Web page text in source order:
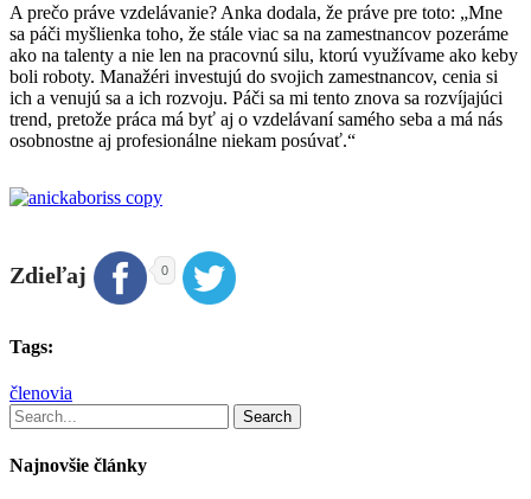
A prečo práve vzdelávanie? Anka dodala, že práve pre toto: „Mne
sa páči myšlienka toho, že stále viac sa na zamestnancov pozeráme
ako na talenty a nie len na pracovnú silu, ktorú využívame ako keby
boli roboty. Manažéri investujú do svojich zamestnancov, cenia si
ich a venujú sa a ich rozvoju. Páči sa mi tento znova sa rozvíjajúci
trend, pretože práca má byť aj o vzdelávaní samého seba a má nás
osobnostne aj profesionálne niekam posúvať.“
Zdieľaj 0
Tags:
členovia
Search
Najnovšie články